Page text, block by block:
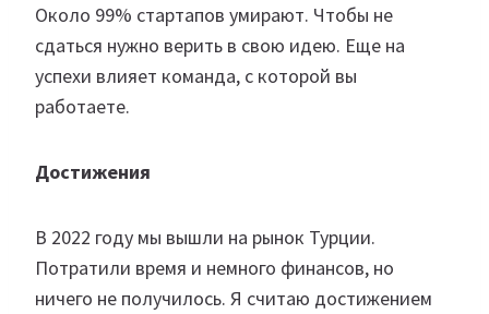
Около 99% стартапов умирают. Чтобы не
сдаться нужно верить в свою идею. Еще на
успехи влияет команда, с которой вы
работаете.
Достижения
В 2022 году мы вышли на рынок Турции.
Потратили время и немного финансов, но
ничего не получилось. Я считаю достижением